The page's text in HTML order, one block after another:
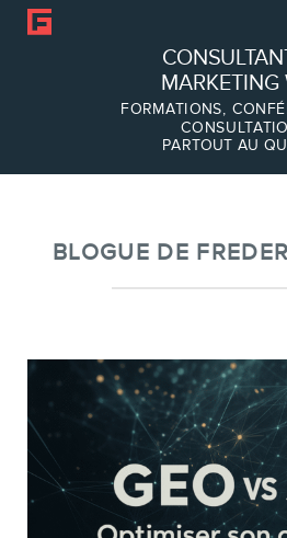
MARKETING
FORMATIONS,
PARTOUT AU
À
BLOGUE DE